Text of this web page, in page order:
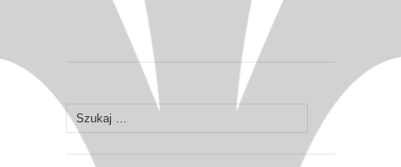
Szukaj: